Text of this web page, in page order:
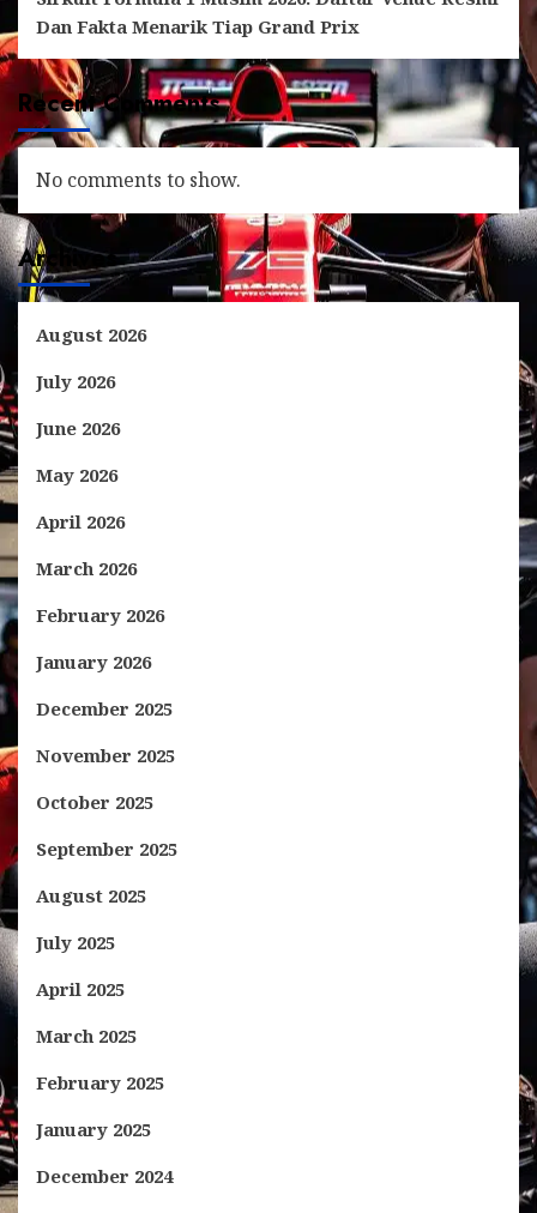
Dan Fakta Menarik Tiap Grand Prix
Recent Comments
No comments to show.
Archives
August 2026
July 2026
June 2026
May 2026
April 2026
March 2026
February 2026
January 2026
December 2025
November 2025
October 2025
September 2025
August 2025
July 2025
April 2025
March 2025
February 2025
January 2025
December 2024